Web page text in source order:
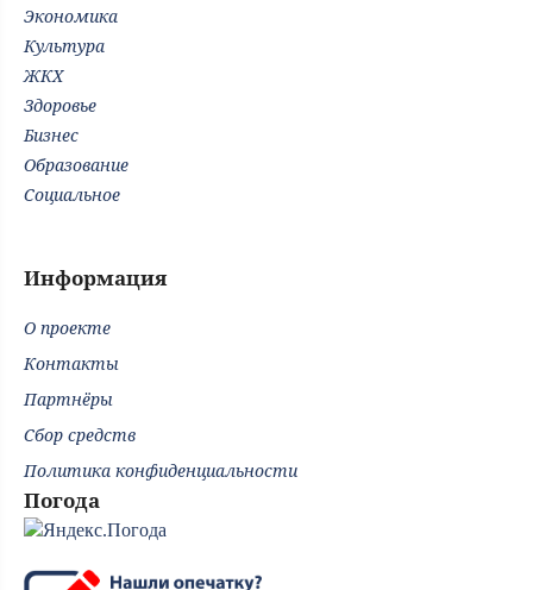
Экономика
Культура
ЖКХ
Здоровье
Бизнес
Образование
Социальное
Информация
О проекте
Контакты
Партнёры
Сбор средств
Политика конфиденциальности
Погода